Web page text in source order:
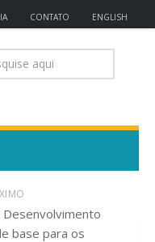
CONTATO ENGLISH
base para os